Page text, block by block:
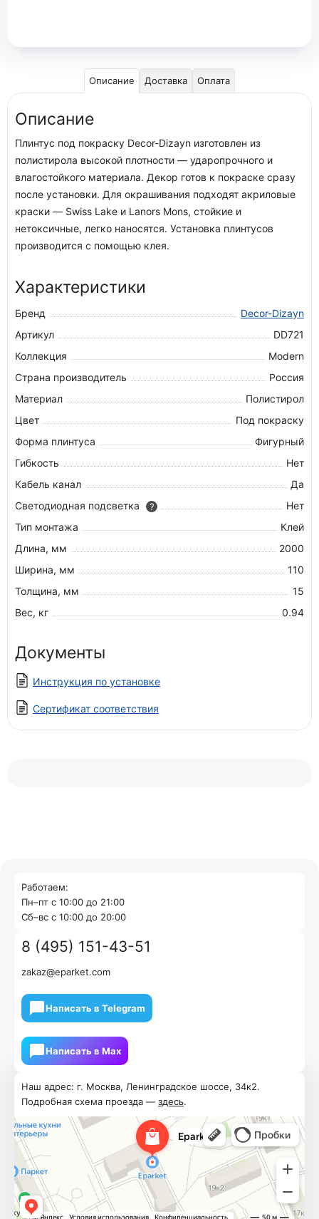
Описание Доставка Оплата
Описание
Плинтус под покраску Decor-Dizayn изготовлен из
полистирола высокой плотности — ударопрочного и
влагостойкого материала. Декор готов к покраске сразу
после установки. Для окрашивания подходят акриловые
краски — Swiss Lake и Lanors Mons, стойкие и
нетоксичные, легко наносятся. Установка плинтусов
производится с помощью клея.
Характеристики
Бренд
Decor-Dizayn
Артикул
DD721
Коллекция
Modern
Страна производитель
Россия
Материал
Полистирол
Цвет
Под покраску
Форма плинтуса
Фигурный
Гибкость
Нет
Кабель канал
Да
Светодиодная подсветка
?
Нет
Тип монтажа
Клей
Длина, мм
2000
Ширина, мм
110
Толщина, мм
15
Вес, кг
0.94
Документы
Инструкция по установке
Сертификат соответствия
Наш адрес: г. Москва, Ленинградское шоссе, 34к2.
Подробная схема проезда — здесь.
Работаем:
Пн–пт с 10:00 до 21:00
Cб–вс с 10:00 до 20:00
8 (495) 151-43-51
zakaz@eparket.com
Написать в Telegram
Написать в Мах